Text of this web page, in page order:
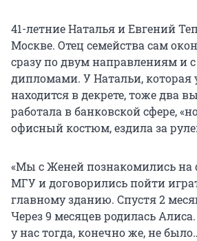
41-летние Наталья и Евгений
Москве. Отец семейства сам
сразу по двум направлениям и
дипломами. У Натальи, которая
находится в декрете, тоже два
работала в банковской сфере,
офисный костюм, ездила за
«Мы с Женей познакомились на
МГУ и договорились пойти
главному зданию. Спустя 2
Через 9 месяцев родилась
у нас тогда, конечно же, не